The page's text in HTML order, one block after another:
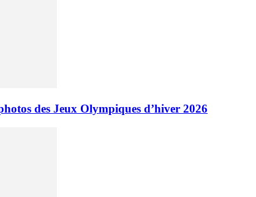
des Jeux Olympiques d’hiver 2026